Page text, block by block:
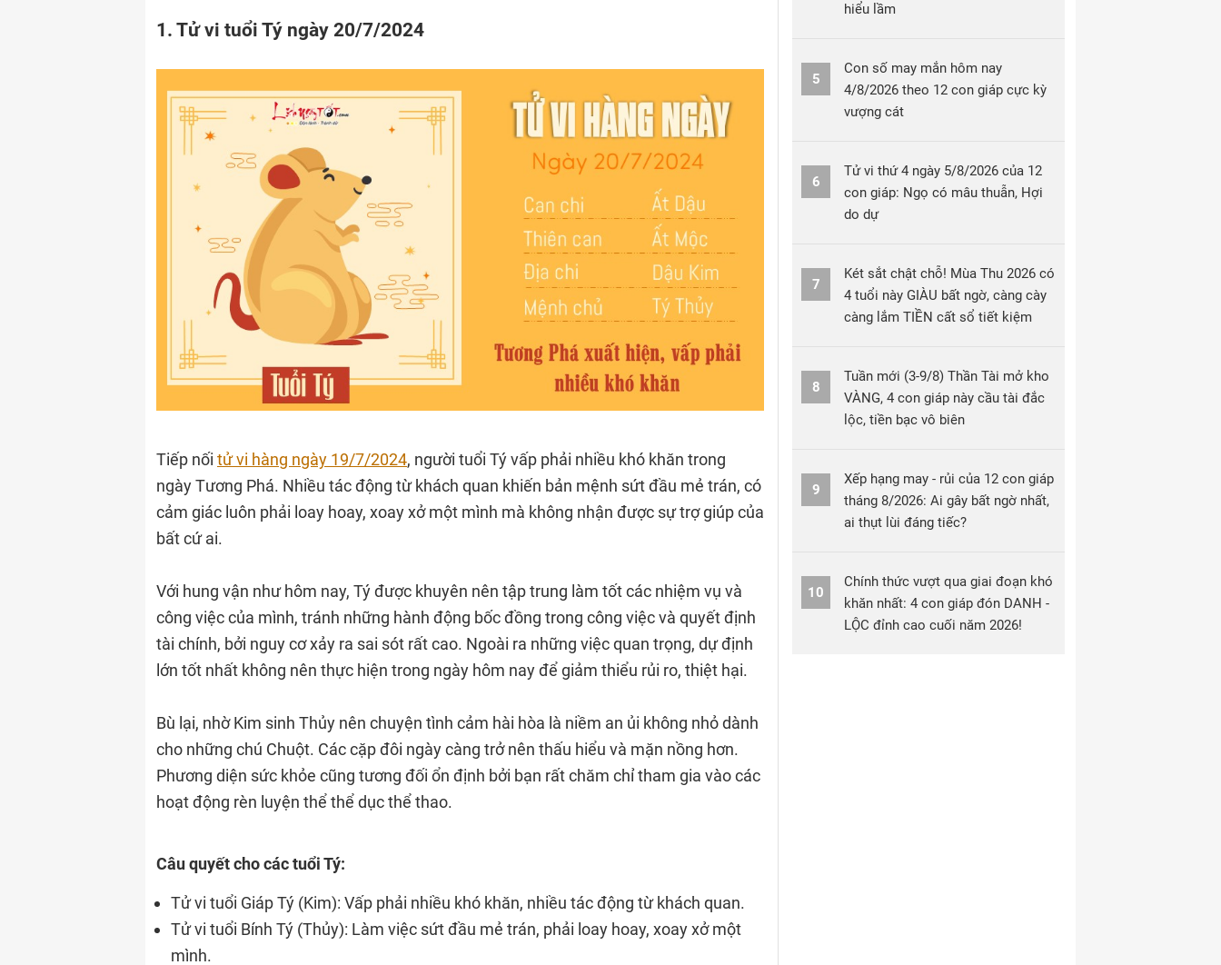
1. Tử vi tuổi Tý ngày 20/7/2024
Tiếp nối tử vi hàng ngày 19/7/2024, người tuổi Tý vấp phải nhiều khó khăn trong
ngày Tương Phá. Nhiều tác động từ khách quan khiến bản mệnh sứt đầu mẻ trán, có
cảm giác luôn phải loay hoay, xoay xở một mình mà không nhận được sự trợ giúp của
bất cứ ai.
Với hung vận như hôm nay, Tý được khuyên nên tập trung làm tốt các nhiệm vụ và
công việc của mình, tránh những hành động bốc đồng trong công việc và quyết định
tài chính, bởi nguy cơ xảy ra sai sót rất cao. Ngoài ra những việc quan trọng, dự định
lớn tốt nhất không nên thực hiện trong ngày hôm nay để giảm thiểu rủi ro, thiệt hại.
Bù lại, nhờ Kim sinh Thủy nên chuyện tình cảm hài hòa là niềm an ủi không nhỏ dành
cho những chú Chuột. Các cặp đôi ngày càng trở nên thấu hiểu và mặn nồng hơn.
Phương diện sức khỏe cũng tương đối ổn định bởi bạn rất chăm chỉ tham gia vào các
hoạt động rèn luyện thể thể dục thể thao.
Câu quyết cho các tuổi Tý:
Tử vi tuổi Giáp Tý (Kim): Vấp phải nhiều khó khăn, nhiều tác động từ khách quan.
Tử vi tuổi Bính Tý (Thủy): Làm việc sứt đầu mẻ trán, phải loay hoay, xoay xở một
mình.
hiểu lầm
5
Con số may mắn hôm nay
4/8/2026 theo 12 con giáp cực kỳ
vượng cát
6
Tử vi thứ 4 ngày 5/8/2026 của 12
con giáp: Ngọ có mâu thuẫn, Hợi
do dự
7
Két sắt chật chỗ! Mùa Thu 2026 có
4 tuổi này GIÀU bất ngờ, càng cày
càng lắm TIỀN cất sổ tiết kiệm
8
Tuần mới (3-9/8) Thần Tài mở kho
VÀNG, 4 con giáp này cầu tài đắc
lộc, tiền bạc vô biên
9
Xếp hạng may - rủi của 12 con giáp
tháng 8/2026: Ai gây bất ngờ nhất,
ai thụt lùi đáng tiếc?
10
Chính thức vượt qua giai đoạn khó
khăn nhất: 4 con giáp đón DANH -
LỘC đỉnh cao cuối năm 2026!